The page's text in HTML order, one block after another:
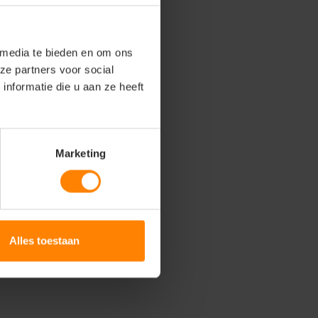
te bieden en om ons
partners voor social
die u aan ze heeft
Marketing
Alles toestaan